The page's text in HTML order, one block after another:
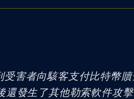
害者向駭客支付比特幣
發生了其他勒索軟件攻